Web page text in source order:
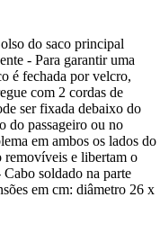
do saco principal
- Para garantir uma
é fechada por velcro,
com 2 cordas de
ser fixada debaixo do
do passageiro ou no
em ambos os lados do
removíveis e libertam o
soldado na parte
em cm: diâmetro 26 x